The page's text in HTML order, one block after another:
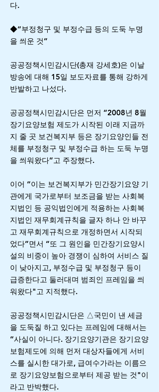
다.
◆“부정청구 및 부정수급 등의 도둑 누명
을 씌운 것”
공공정책시민감시단(총재 강세호)은 이날
방송에 대해 15일 보도자료를 통해 강하게
반발하고 나섰다.
공공정책시민감시단은 먼저 “2008년 8월
장기요양보험 제도가 시작된 이래 지금까
지 줄 곳 보건복지부 등은 장기요양인들 전
체를 부정청구 및 부정수급 하는 도둑 누명
을 씌워왔다”고 주장했다.
이어 “이는 보건복지부가 민간장기요양 기
관에게 국가로부터 보조금을 받는 사회복
지법인 등 공익법인에게 적용하는 사회복
지법인 재무회계규칙을 글자 하나 안 바꾸
고 재무회계규칙으로 개정하면서 시작되
었다”면서 “또 그 원인을 민간장기요양시
설의 비중이 높아 경쟁이 심하여 서비스 질
이 낮아지고, 부정수급 및 부정청구 등이
급증한다고 둘러대며 범죄인 프레임을 씌
워왔다"고 지적했다.
공공정책시민감시단은 △국민이 낸 세금
을 도둑질 하고 있다는 프레임에 대해서는
“사실이 아니다. 장기요양기관은 장기요양
보험제도에 의해 먼저 대상자들에게 서비
스를 실시한 대가로, 급여수가라는 이름으
로 장기요양보험으로부터 제공 받는 것"이
라고 반박했다.